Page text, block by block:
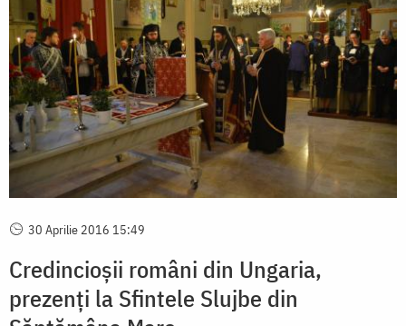
30 Aprilie 2016 15:49
Credincioșii români din Ungaria,
prezenţi la Sfintele Slujbe din